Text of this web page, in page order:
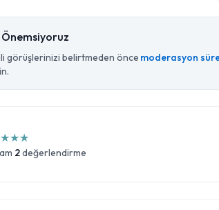
görüşlerinizi belirtmeden önce moderasyon
★★★
2değerlendirme